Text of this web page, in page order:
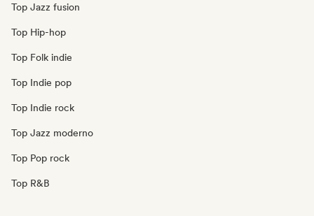
Top Jazz fusion
Top Hip-hop
Top Folk indie
Top Indie pop
Top Indie rock
Top Jazz moderno
Top Pop rock
Top R&B